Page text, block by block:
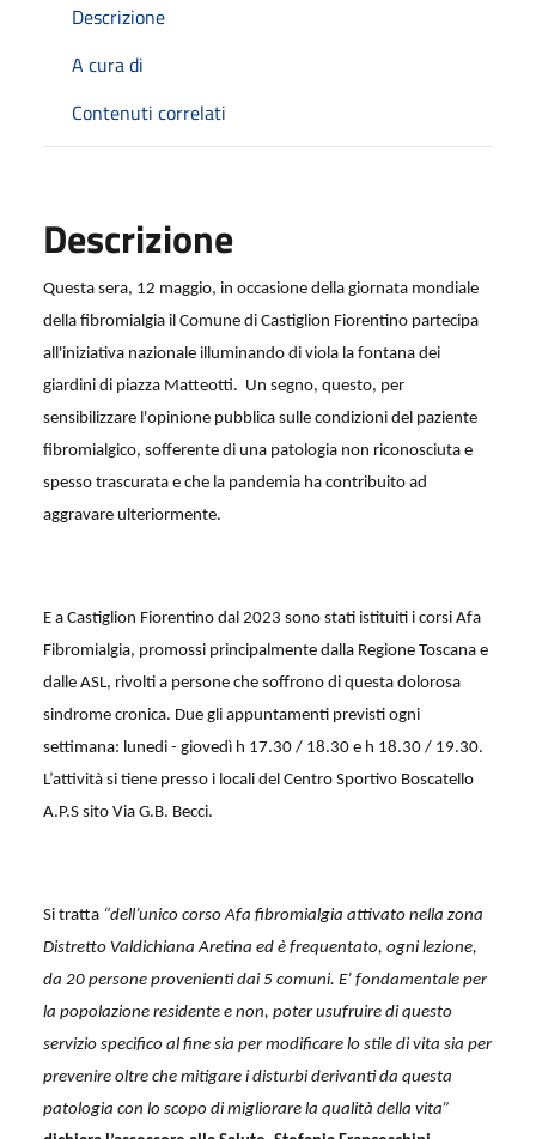
Descrizione
A cura di
Contenuti correlati
Descrizione
Questa sera, 12 maggio, in occasione della giornata mondiale
della fibromialgia il Comune di Castiglion Fiorentino partecipa
all'iniziativa nazionale illuminando di viola la fontana dei
giardini di piazza Matteotti. Un segno, questo, per
sensibilizzare l'opinione pubblica sulle condizioni del paziente
fibromialgico, sofferente di una patologia non riconosciuta e
spesso trascurata e che la pandemia ha contribuito ad
aggravare ulteriormente.
E a Castiglion Fiorentino dal 2023 sono stati istituiti i corsi Afa
Fibromialgia, promossi principalmente dalla Regione Toscana e
dalle ASL, rivolti a persone che soffrono di questa dolorosa
sindrome cronica. Due gli appuntamenti previsti ogni
settimana: lunedi - giovedì h 17.30 / 18.30 e h 18.30 / 19.30.
L’attività si tiene presso i locali del Centro Sportivo Boscatello
A.P.S sito Via G.B. Becci.
Si tratta “dell’unico corso Afa fibromialgia attivato nella zona
Distretto Valdichiana Aretina ed è frequentato, ogni lezione,
da 20 persone provenienti dai 5 comuni. E’ fondamentale per
la popolazione residente e non, poter usufruire di questo
servizio specifico al fine sia per modificare lo stile di vita sia per
prevenire oltre che mitigare i disturbi derivanti da questa
patologia con lo scopo di migliorare la qualità della vita”